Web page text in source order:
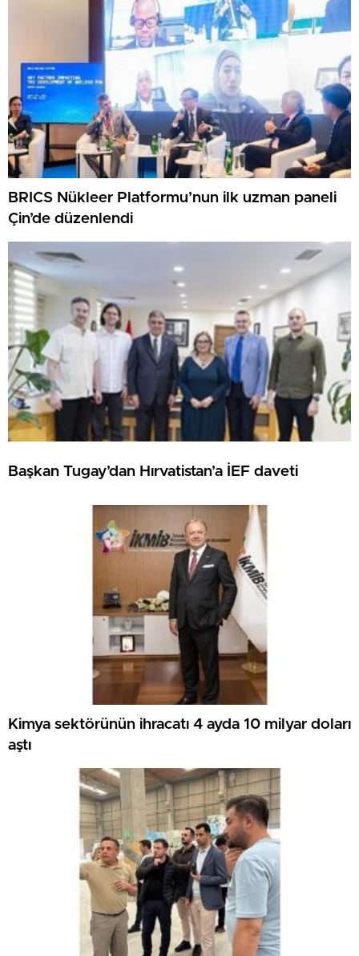
BRICS Nükleer Platformu’nun ilk uzman paneli
Çin’de düzenlendi
Başkan Tugay’dan Hırvatistan’a İEF daveti
Kimya sektörünün ihracatı 4 ayda 10 milyar doları
aştı